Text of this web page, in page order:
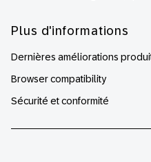
Plus d'informations
Dernières améliorations
Browser compatibility
Sécurité et conformité